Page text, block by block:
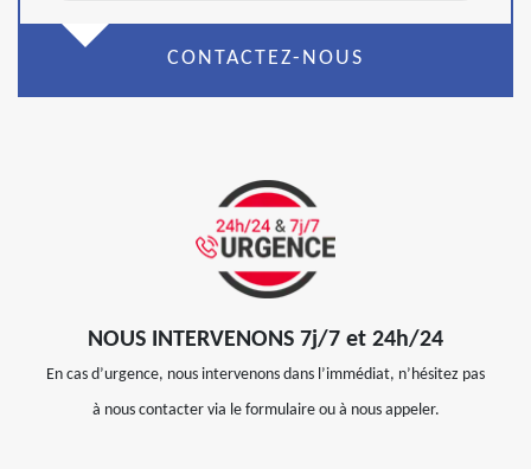
CONTACTEZ-NOUS
NOUS INTERVENONS 7j/7 et 24h/24
En cas d’urgence, nous intervenons dans l’immédiat, n’hésitez pas
à nous contacter via le formulaire ou à nous appeler.